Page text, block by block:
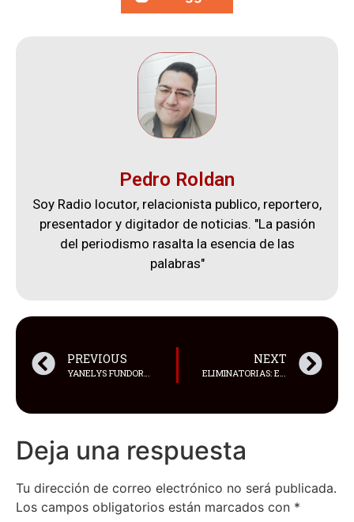
Pedro Roldan
Soy Radio locutor, relacionista publico, reportero,
presentador y digitador de noticias. "La pasión
del periodismo rasalta la esencia de las
palabras"
PREVIOUS NEXT
Deja una respuesta
Tu dirección de correo electrónico no será publicada.
Los campos obligatorios están marcados con *